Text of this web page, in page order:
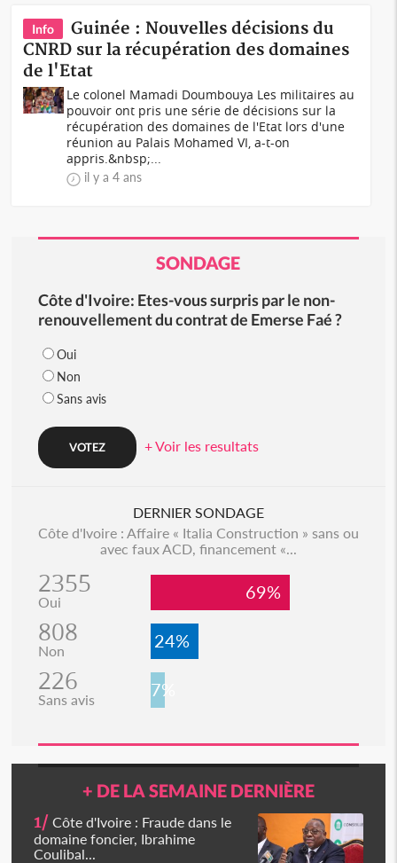
Info
Guinée : Nouvelles décisions du
CNRD sur la récupération des domaines
de l'Etat
Le colonel Mamadi Doumbouya Les militaires au
pouvoir ont pris une série de décisions sur la
récupération des domaines de l'Etat lors d'une
réunion au Palais Mohamed VI, a-t-on
appris.&nbsp;...
il y a 4 ans
SONDAGE
Côte d'Ivoire: Etes-vous surpris par le non-
renouvellement du contrat de Emerse Faé ?
Oui
Non
Sans avis
+ Voir les resultats
DERNIER SONDAGE
Côte d'Ivoire : Affaire « Italia Construction » sans ou
avec faux ACD, financement «...
2355
Oui 69%
808
Non 24%
226
Sans avis 7%
+ DE LA SEMAINE DERNIÈRE
1/ Côte d'Ivoire : Fraude dans le
domaine foncier, Ibrahime
Coulibal...